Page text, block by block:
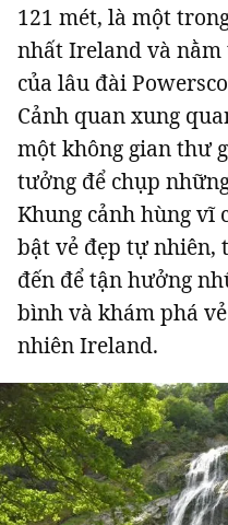
121 mét, là một
nhất Ireland và
của lâu đài
Cảnh quan xung
một không gian thư
tưởng để chụp
Khung cảnh hùng vĩ
bật vẻ đẹp tự
đến để tận hưởng
bình và khám phá
nhiên Ireland.